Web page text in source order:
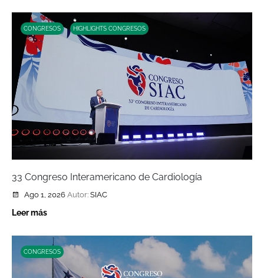
CONGRESOS HIGHLIGHTS CONGRESOS
33 Congreso Interamericano de Cardiología
Ago 1, 2026 Autor: SIAC
Leer más
CONGRESOS